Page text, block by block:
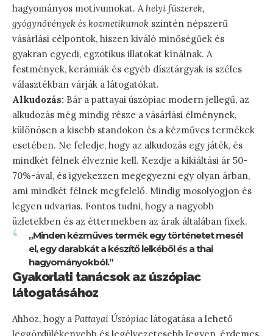
hagyományos motívumokat. Ahelyi fűszerek,
gyógynövények és kozmetikumok szintén népszerű
vásárlási célpontok, hiszen kiváló minőségűek és
gyakran egyedi, egzotikus illatokat kínálnak. A
festmények, kerámiák és egyéb dísztárgyak is széles
választékban várják a látogatókat.
Alkudozás: Bár a pattayai úszópiac modern jellegű, az
alkudozás még mindig része a vásárlási élménynek,
különösen a kisebb standokon és a kézműves termékek
esetében. Ne feledje, hogy az alkudozás egy játék, és
mindkét félnek élveznie kell. Kezdje a kikiáltási ár 50-
70%-ával, és igyekezzen megegyezni egy olyan árban,
ami mindkét félnek megfelelő. Mindig mosolyogjon és
legyen udvarias. Fontos tudni, hogy a nagyobb
üzletekben és az éttermekben az árak általában fixek.
„Minden kézműves termék egy történetet mesél
el, egy darabkát a készítő lelkéből és a thai
hagyományokból.”
Gyakorlati tanácsok az úszópiac
látogatásához
Ahhoz, hogy a Pattayai Úszópiac látogatása a lehető
leggördülékenyebb és legélvezetesebb legyen, érdemes